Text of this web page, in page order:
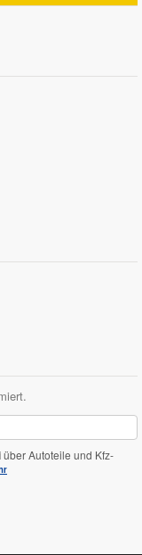
über Autoteile und Kfz-